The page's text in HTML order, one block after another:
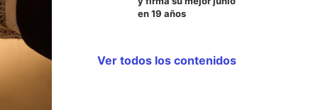
en 19 años
Ver todos los contenidos